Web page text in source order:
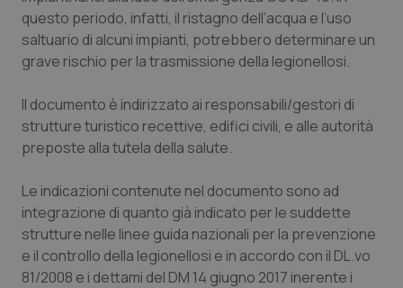
Provincia Autonoma di Bolzano
Puglia
Sicilia
Toscana
Infezioni & Febbre
Malattie rare
Neuroscienze & patologie neurodegenerative
Obesità
questo periodo, infatti, il ristagno dell’acqua e l’uso
saltuario di alcuni impianti, potrebbero determinare un
grave rischio per la trasmissione della legionellosi.
Il documento è indirizzato ai responsabili/gestori di
strutture turistico recettive, edifici civili, e alle autorità
preposte alla tutela della salute.
Le indicazioni contenute nel documento sono ad
integrazione di quanto già indicato per le suddette
strutture nelle linee guida nazionali per la prevenzione
e il controllo della legionellosi e in accordo con il DL.vo
81/2008 e i dettami del DM 14 giugno 2017 inerente i